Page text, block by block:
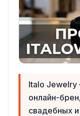
Italo
онлайн-
свадебных